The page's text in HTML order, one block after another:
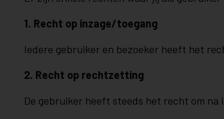
1. Recht op inzage/toegang
Iedere gebruiker en bezoeker heeft het
2. Recht op rechtzetting
De gebruiker heeft steeds het recht om na